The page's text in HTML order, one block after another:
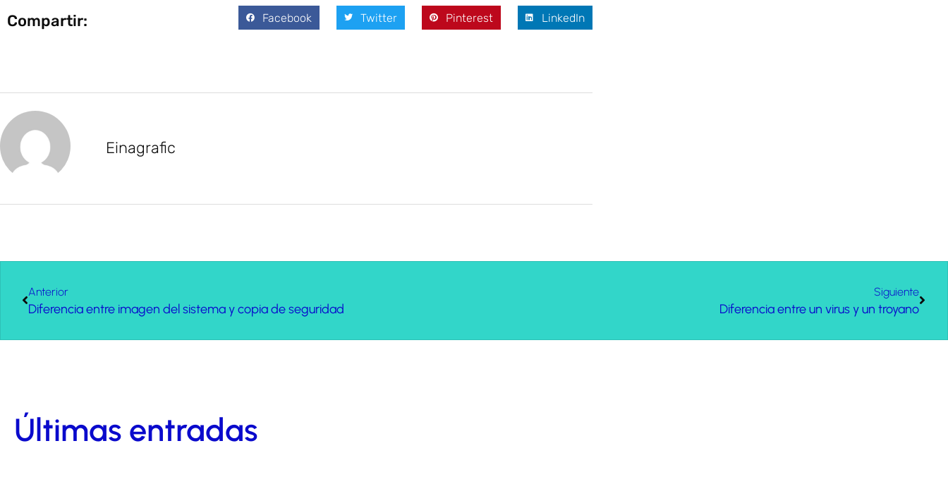
Compartir: Facebook Twitter Pinterest LinkedIn
Einagrafic
Anterior
Diferencia entre imagen del sistema y copia de seguridad
Siguiente
Diferencia entre un virus y un troyano
Últimas entradas